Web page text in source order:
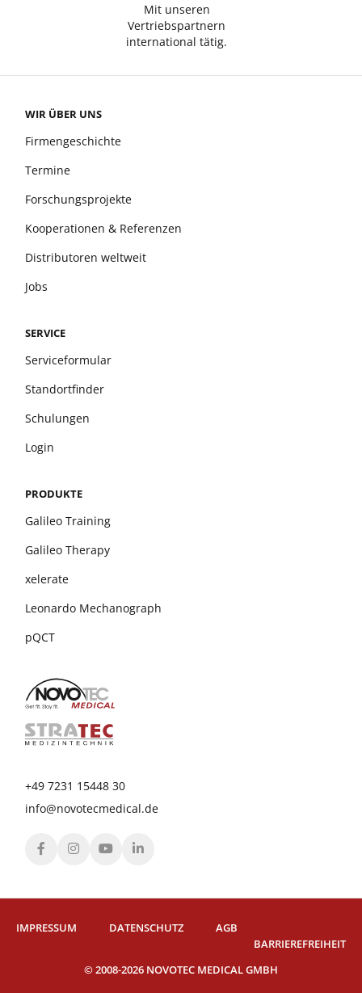
Mit unseren
Vertriebspartnern
international tätig.
+49 7231 15448 30
info@novotecmedical.de
PRODUKTE
Galileo Training
Galileo Therapy
xelerate
Leonardo Mechanograph
pQCT
SERVICE
Serviceformular
Standortfinder
Schulungen
Login
WIR ÜBER UNS
Firmengeschichte
Termine
Forschungsprojekte
Kooperationen & Referenzen
Distributoren weltweit
Jobs
IMPRESSUM DATENSCHUTZ
AGB
BARRIEREFREIHEIT
© 2008-2026 NOVOTEC MEDICAL GMBH